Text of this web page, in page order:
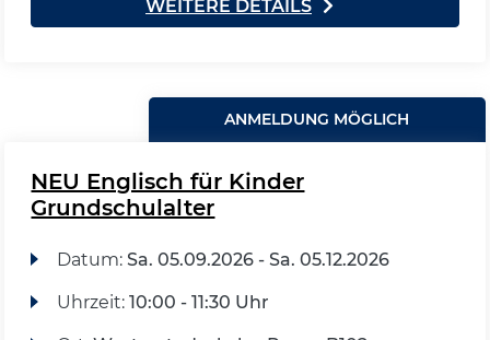
WEITERE DETAILS
ANMELDUNG MÖGLICH
NEU Englisch für Kinder
Grundschulalter
Datum: Sa. 05.09.2026 - Sa. 05.12.2026
Uhrzeit: 10:00 - 11:30 Uhr